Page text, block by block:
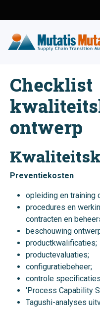
Checklist
ontwerp
Preventiekosten
opleiding en training
procedures en
contracten en
beschouwing
productkwalificaties;
productevaluaties;
configuratiebeheer;
controle
'Process Capability
Tagushi-analyses